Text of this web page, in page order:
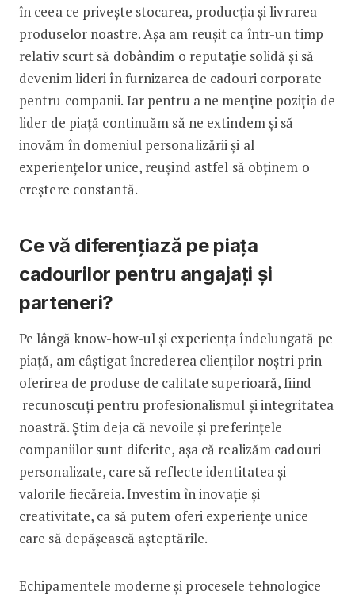
în ceea ce privește stocarea, producția și livrarea
produselor noastre. Așa am reușit ca într-un timp
relativ scurt să dobândim o reputație solidă și să
devenim lideri în furnizarea de cadouri corporate
pentru companii. Iar pentru a ne menține poziția de
lider de piață continuăm să ne extindem și să
inovăm în domeniul personalizării și al
experiențelor unice, reușind astfel să obținem o
creștere constantă.
Ce vă diferențiază pe piața
cadourilor pentru angajați și
parteneri?
Pe lângă know-how-ul și experiența îndelungată pe
piață, am câștigat încrederea clienților noștri prin
oferirea de produse de calitate superioară, fiind
recunoscuți pentru profesionalismul și integritatea
noastră. Știm deja că nevoile și preferințele
companiilor sunt diferite, așa că realizăm cadouri
personalizate, care să reflecte identitatea și
valorile fiecăreia. Investim în inovație și
creativitate, ca să putem oferi experiențe unice
care să depășească așteptările.
Echipamentele moderne și procesele tehnologice